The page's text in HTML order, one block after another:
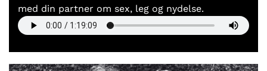
med din partner om sex, leg og nydelse.